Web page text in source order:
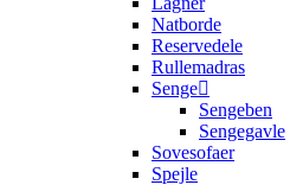
Natborde
Reservedele
Rullemadras
Senge
Sengeben
Sengegavle
Sovesofaer
Spejle